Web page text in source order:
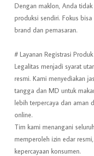
Dengan maklon, Anda
produksi sendiri. Fokus
brand dan pemasaran.
# Layanan Registrasi Produk
Legalitas menjadi syarat
resmi. Kami menyediakan
tangga dan MD untuk
lebih terpercaya dan aman
online.
Tim kami menangani
memperoleh izin edar
kepercayaan konsumen.